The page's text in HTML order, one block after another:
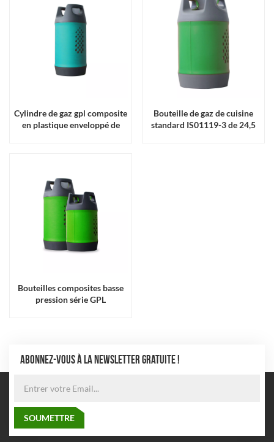
Cylindre de gaz gpl composite
en plastique enveloppé de
Bouteille de gaz de cuisine
standard IS01119-3 de 24,5
Bouteilles composites basse
pression série GPL
ABONNEZ-VOUS À LA NEWSLETTER GRATUITE !